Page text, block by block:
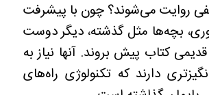
روایت می‌شوند؟ چون با پیشرفت
بچه‌ها مثل گذشته، دیگر دوست
کتاب پیش بروند. آنها نیاز به
دارند که تکنولوژی راه‌های